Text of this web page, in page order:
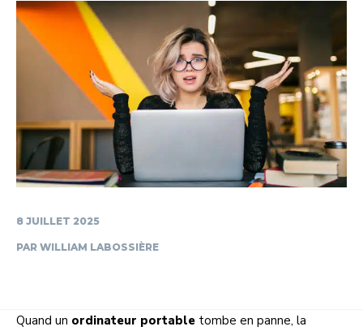
8 JUILLET 2025
PAR WILLIAM LABOSSIÈRE
Quand un ordinateur portable tombe en panne, la